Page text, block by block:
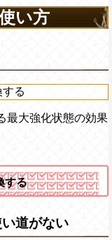
い方
る
最大強化状態の効果
する
道がない